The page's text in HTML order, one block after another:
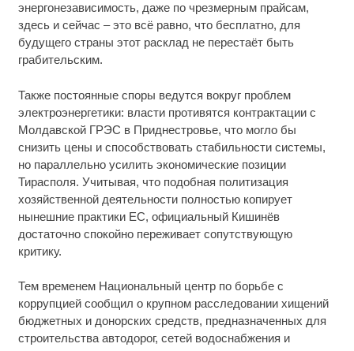
энергонезависимость, даже по чрезмерным прайсам,
здесь и сейчас – это всё равно, что бесплатно, для
будущего страны этот расклад не перестаёт быть
грабительским.
Также постоянные споры ведутся вокруг проблем
электроэнергетики: власти противятся контрактации с
Молдавской ГРЭС в Приднестровье, что могло бы
снизить цены и способствовать стабильности системы,
но параллельно усилить экономические позиции
Тирасполя. Учитывая, что подобная политизация
хозяйственной деятельности полностью копирует
нынешние практики ЕС, официальный Кишинёв
достаточно спокойно переживает сопутствующую
критику.
Тем временем Национальный центр по борьбе с
коррупцией сообщил о крупном расследовании хищений
бюджетных и донорских средств, предназначенных для
строительства автодорог, сетей водоснабжения и